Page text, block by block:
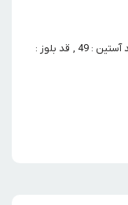
سایز 55 : عرض سینه : 38 , عرض شکم : 37 , قد آستین : 49 , قد بلوز :